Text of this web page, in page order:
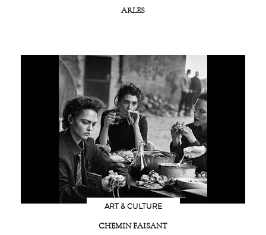
ARLES
ART & CULTURE
CHEMIN FAISANT